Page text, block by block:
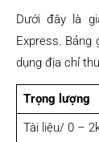
Dưới đây là
Express. Bảng
dụng địa chỉ
Trọng lượng
Tài liệu/ 0 –